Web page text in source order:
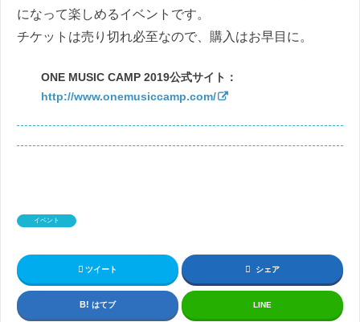
になって楽しめるイベントです。
チケットは売り切れ必至なので、購入はお早目に。
ONE MUSIC CAMP 2019公式サイト：
http://www.onemusiccamp.com/
イベント
ツイート シェア
はてブ LINE